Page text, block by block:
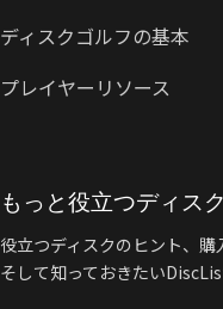
ディスクゴルフの基本
プレイヤーリソース
もっと役立つディス
役立つディスクのヒント、購
そして知っておきたい